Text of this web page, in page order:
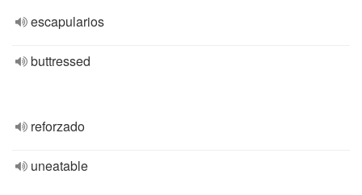
escapularios
buttressed
reforzado
uneatable